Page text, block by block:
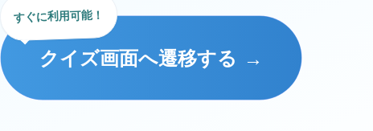
クイズ画面へ遷移する →
すぐに利用可能！